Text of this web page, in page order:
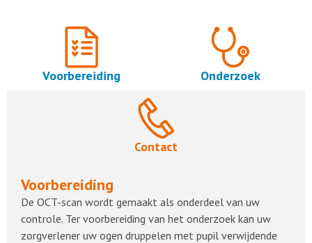
Voorbereiding Onderzoek
Contact
Voorbereiding
De OCT-scan wordt gemaakt als onderdeel van uw
controle. Ter voorbereiding van het onderzoek kan uw
zorgverlener uw ogen druppelen met pupil verwijdende